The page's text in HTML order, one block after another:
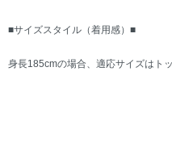
■サイズスタイル（着用感）■
身長185cmの場合、適応サイズはト